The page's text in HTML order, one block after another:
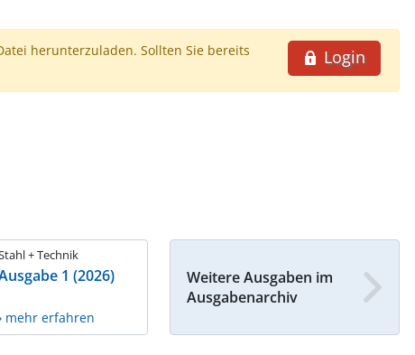
Login
herunterzuladen. Sollten Sie bereits
+ Technik
1 (2026)
mehr erfahren
Weitere Ausgaben im
Ausgabenarchiv